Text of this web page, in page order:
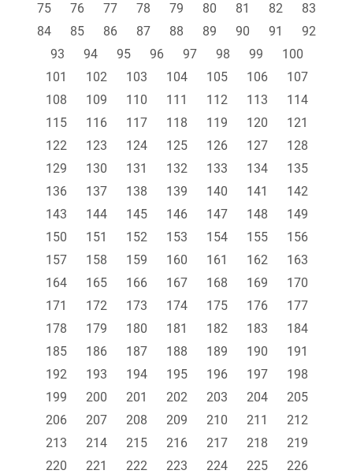
75
76 77 78 79 80 81 82
83
84
85 86 87 88 89 90 91
92
93
94 95 96 97 98 99
100
101
102 103 104 105 106
107
108
109 110 111 112 113
114
115
116 117 118 119 120
121
122
123 124 125 126 127
128
129
130 131 132 133 134
135
136
137 138 139 140 141
142
143
144 145 146 147 148
149
150
151 152 153 154 155
156
157
158 159 160 161 162
163
164
165 166 167 168 169
170
171
172 173 174 175 176
177
178
179 180 181 182 183
184
185
186 187 188 189 190
191
192
193 194 195 196 197
198
199
200 201 202 203 204
205
206
207 208 209 210 211
212
213
214 215 216 217 218
219
220
221 222 223 224 225
226